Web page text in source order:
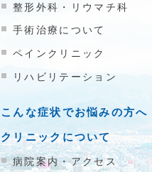
整形外科・リウマチ科
手術治療について
ペインクリニック
リハビリテーション
こんな症状でお悩みの方へ
クリニックについて
病院案内・アクセス